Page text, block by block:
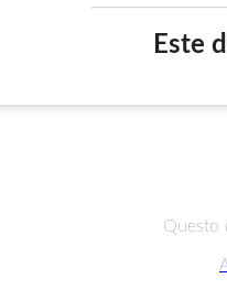
Este
Questo